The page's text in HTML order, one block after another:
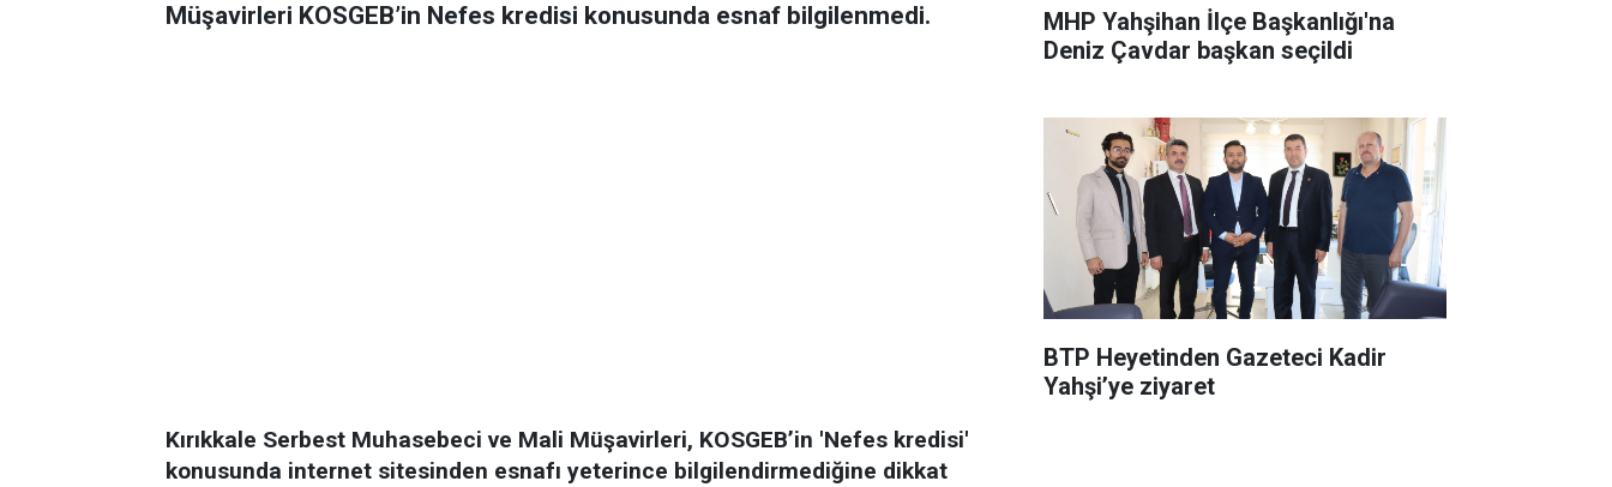
Müşavirleri KOSGEB’in Nefes kredisi konusunda esnaf bilgilenmedi.
Kırıkkale Serbest Muhasebeci ve Mali Müşavirleri, KOSGEB’in 'Nefes kredisi'
konusunda internet sitesinden esnafı yeterince bilgilendirmediğine dikkat
MHP Yahşihan İlçe Başkanlığı'na
Deniz Çavdar başkan seçildi
BTP Heyetinden Gazeteci Kadir
Yahşi’ye ziyaret